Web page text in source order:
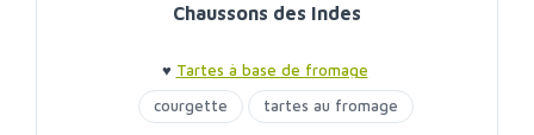
Chaussons des Indes
♥ Tartes à base de fromage
courgette
tartes au fromage